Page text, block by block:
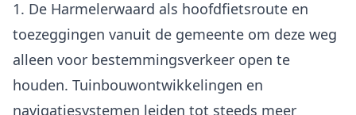
1. De Harmelerwaard als hoofdfietsroute en
toezeggingen vanuit de gemeente om deze weg
alleen voor bestemmingsverkeer open te
houden. Tuinbouwontwikkelingen en
navigatiesystemen leiden tot steeds meer